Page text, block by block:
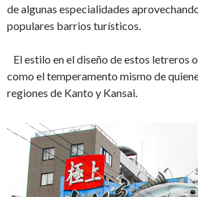
de algunas especialidades
populares barrios turísticos.
El estilo en el diseño de estos letreros
como el temperamento mismo de
regiones de Kanto y Kansai.